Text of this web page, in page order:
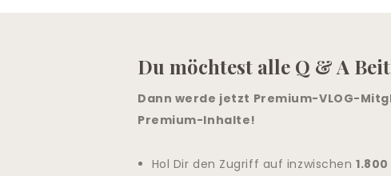
Du möchtest alle Q & A
Dann werde jetzt Premium-VLOG-
Premium-Inhalte!
Hol Dir den Zugriff auf inzwischen